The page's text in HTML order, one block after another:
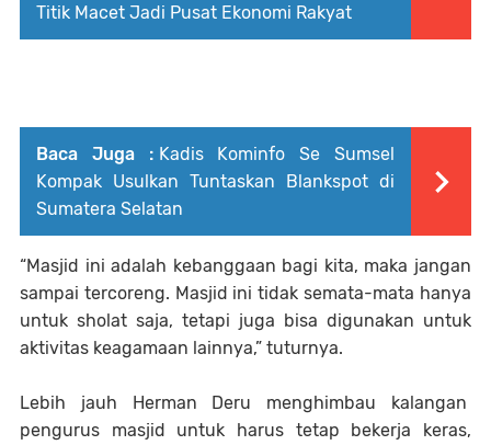
Titik Macet Jadi Pusat Ekonomi Rakyat
Baca Juga : Kadis Kominfo Se Sumsel
Kompak Usulkan Tuntaskan Blankspot di
Sumatera Selatan
“Masjid ini adalah kebanggaan bagi kita, maka jangan
sampai tercoreng. Masjid ini tidak semata-mata hanya
untuk sholat saja, tetapi juga bisa digunakan untuk
aktivitas keagamaan lainnya,” tuturnya.
Lebih jauh Herman Deru menghimbau kalangan
pengurus masjid untuk harus tetap bekerja keras,